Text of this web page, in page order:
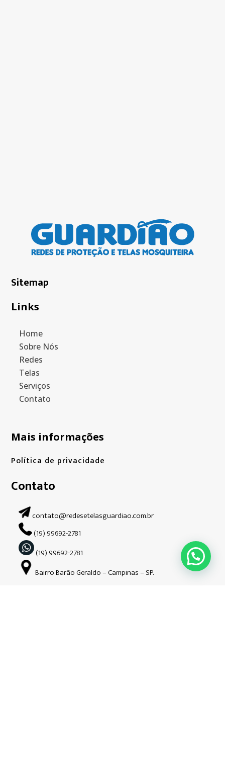
Sitemap
Links
Home
Sobre Nós
Redes
Telas
Serviços
Contato
Mais informações
Política de privacidade
Contato
contato@redesetelasguardiao.com.br
(19) 99692-2781
(19) 99692-2781
Bairro Barão Geraldo – Campinas – SP.